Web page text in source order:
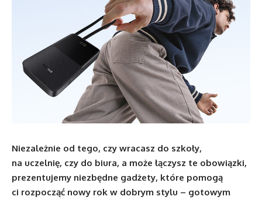
Niezależnie od tego, czy wracasz do szkoły,
na uczelnię, czy do biura, a może łączysz te obowiązki,
prezentujemy niezbędne gadżety, które pomogą
ci rozpocząć nowy rok w dobrym stylu – gotowym